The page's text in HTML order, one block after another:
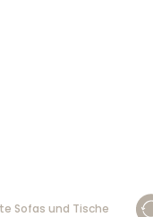
Sofas und Tische